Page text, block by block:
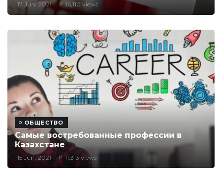
17 Jun, 2021 16,110 views
ОБЩЕСТВО
Самые востребованные профессии в
Казахстане
15 Jun, 2021 11,313 views